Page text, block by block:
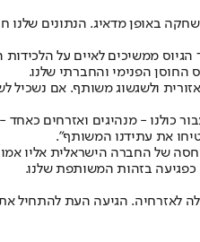
ממשיכים לאיים על
החוסן הפנימי והחברתי שלנו.
ולשגשוג משותף. אם
כולנו - מנהיגים ואזרחים
את עתידנו המשותף".
של החברה הישראלית אליו
כפגיעה בזהות המשותפת שלנו.
הגיעה העת להתחיל את